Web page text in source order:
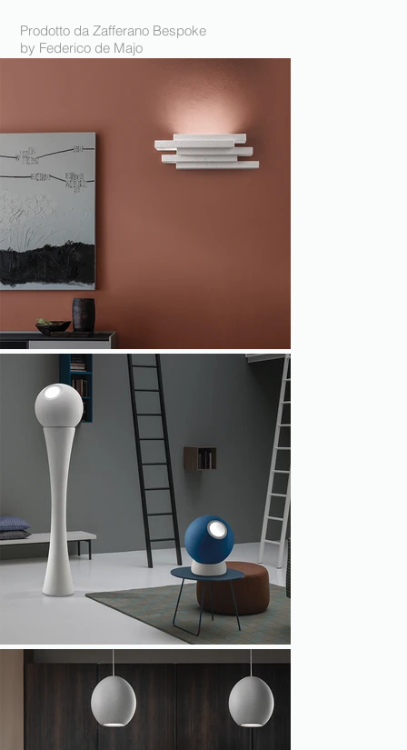
Prodotto da Zafferano Bespoke
by Federico de Majo